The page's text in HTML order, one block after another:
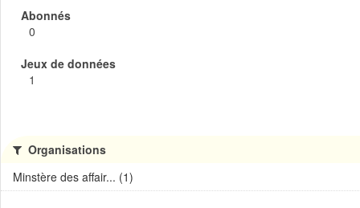
Abonnés
0
Jeux de données
1
Organisations
Minstère des affair... (1)